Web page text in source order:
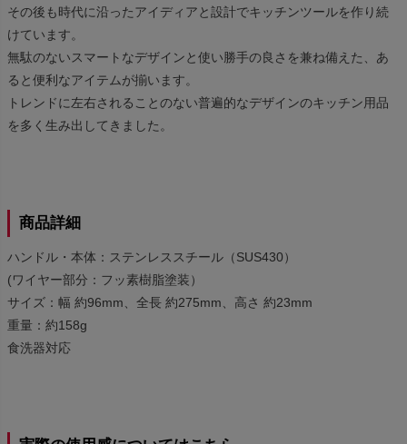
その後も時代に沿ったアイディアと設計でキッチンツールを作り続
けています。
無駄のないスマートなデザインと使い勝手の良さを兼ね備えた、あ
ると便利なアイテムが揃います。
トレンドに左右されることのない普遍的なデザインのキッチン用品
を多く生み出してきました。
商品詳細
ハンドル・本体：ステンレススチール（SUS430）
(ワイヤー部分：フッ素樹脂塗装）
サイズ：幅 約96mm、全長 約275mm、高さ 約23mm
重量：約158g
食洗器対応